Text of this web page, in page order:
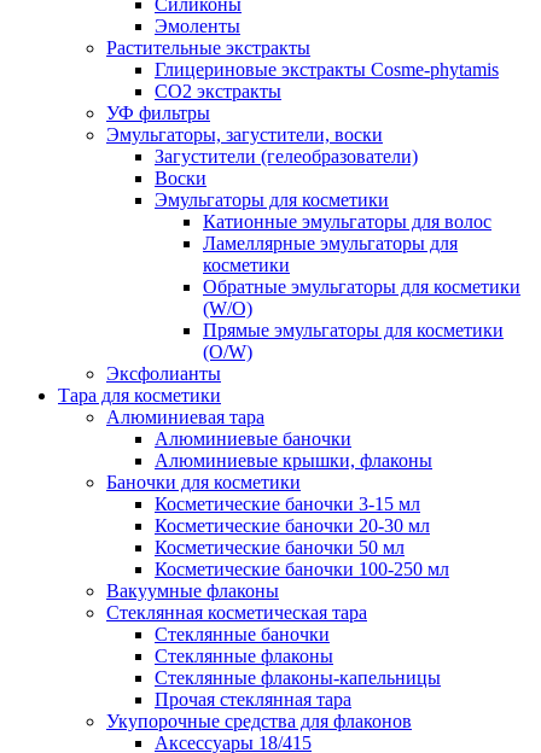
Силиконы
Эмоленты
Растительные экстракты
Глицериновые экстракты Cosme-phytamis
СО2 экстракты
УФ фильтры
Эмульгаторы, загустители, воски
Загустители (гелеобразователи)
Воски
Эмульгаторы для косметики
Катионные эмульгаторы для волос
Ламеллярные эмульгаторы для
косметики
Обратные эмульгаторы для косметики
(W/O)
Прямые эмульгаторы для косметики
(O/W)
Эксфолианты
Тара для косметики
Алюминиевая тара
Алюминиевые баночки
Алюминиевые крышки, флаконы
Баночки для косметики
Косметические баночки 3-15 мл
Косметические баночки 20-30 мл
Косметические баночки 50 мл
Косметические баночки 100-250 мл
Вакуумные флаконы
Стеклянная косметическая тара
Стеклянные баночки
Стеклянные флаконы
Стеклянные флаконы-капельницы
Прочая стеклянная тара
Укупорочные средства для флаконов
Аксессуары 18/415